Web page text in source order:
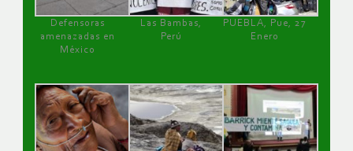
Defensoras
amenazadas en
México
Las Bambas,
Perú
PUEBLA, Pue, 27
Enero